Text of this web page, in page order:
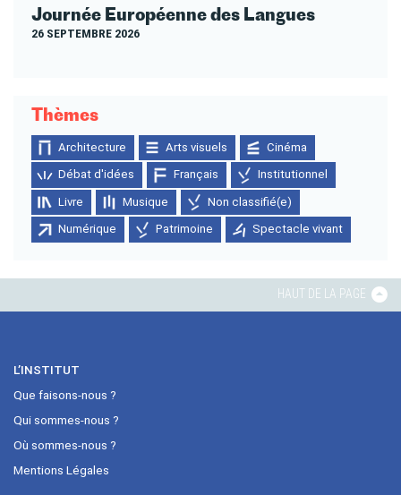
Journée Européenne des Langues
26 SEPTEMBRE 2026
Thèmes
Architecture Arts visuels Cinéma
Débat d'idées Français Institutionnel
Livre Musique Non classifié(e)
Numérique Patrimoine Spectacle vivant
HAUT DE LA PAGE
L’INSTITUT
Que faisons-nous ?
Qui sommes-nous ?
Où sommes-nous ?
Mentions Légales